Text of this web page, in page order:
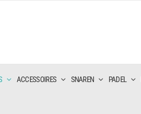
ACCESSOIRES SNAREN PADEL